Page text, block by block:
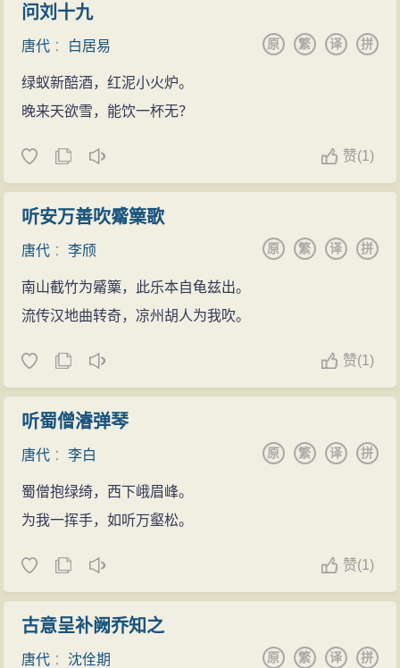
问刘十九
唐代 ： 白居易 拼
译
繁
原
绿蚁新醅酒，红泥小火炉。
晚来天欲雪，能饮一杯无？
赞(1)
听安万善吹觱篥歌
唐代 ：李颀 拼
译
繁
原
南山截竹为觱篥，此乐本自龟兹出。
流传汉地曲转奇，凉州胡人为我吹。
赞(1)
听蜀僧濬弹琴
唐代 ：李白 拼
译
繁
原
蜀僧抱绿绮，西下峨眉峰。
为我一挥手，如听万壑松。
赞(1)
古意呈补阙乔知之
唐代 ： 沈佺期 拼
译
繁
原